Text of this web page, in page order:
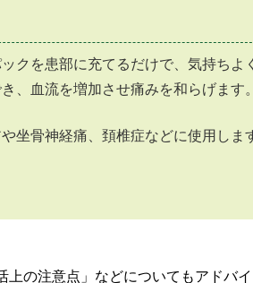
クを患部に充てるだけで、気持ちよ
、血流を増加させ痛みを和らげます。
坐骨神経痛、頚椎症などに使用しま
の注意点」などについてもアドバ